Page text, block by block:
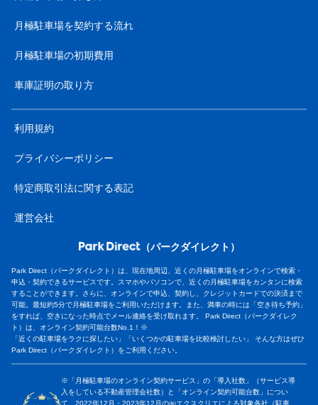
月極駐車場を契約する流れ
月極駐車場の初期費用
車庫証明の取り方
利用規約
プライバシーポリシー
特定商取引法に関する表記
運営会社
（パークダイレクト）
Park Direct（パークダイレクト）は、現在地周辺、近くの月極駐車場をオンラインで検索・
申込・契約できるサービスです。スマホやパソコンで、近くの月極駐車場をカンタンに検索
することができます。さらに、オンラインで申込、契約し、クレジットカードでの決済まで
可能。最短約5分で月極駐車場をご利用いただけます。また、満車の時には「空き待ち予約」
をすれば、空きになった時点でメール連絡を受け取れます。 Park Direct（パークダイレク
ト）は、オンライン契約可能台数No.1！※
「近くの駐車場をラクに探したい」「いくつかの駐車場を比較検討したい」 そんな方はぜひ
Park Direct（パークダイレクト）をご利用ください。
※「月極駐車場のオンライン契約サービス」の「導入社数」（サービス導
入をしている不動産管理会社数）と「オンライン契約可能台数」につい
て、2022年12月・2023年12月の㈱エクスクリエによる対象各社（駐車